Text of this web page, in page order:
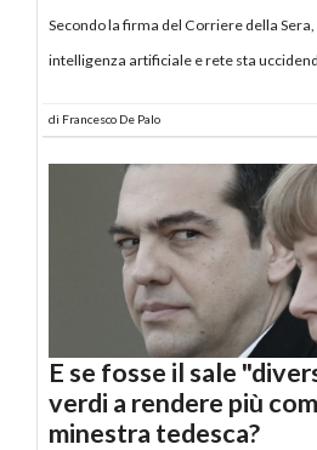
Secondo la firma del Corriere della
intelligenza artificiale e rete sta
di Francesco De Palo
E se fosse il sale
verdi a rendere più
minestra tedesca?